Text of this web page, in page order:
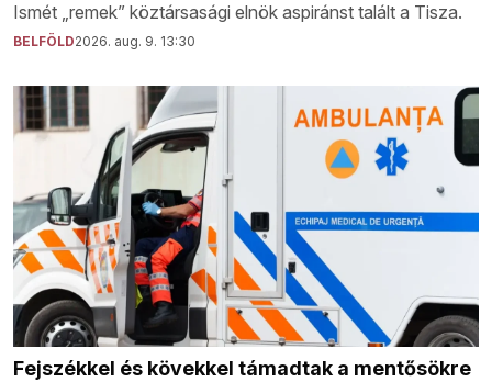
Ismét „remek” köztársasági elnök aspiránst talált a Tisza.
BELFÖLD2026. aug. 9. 13:30
Fejszékkel és kövekkel támadtak a mentősökre